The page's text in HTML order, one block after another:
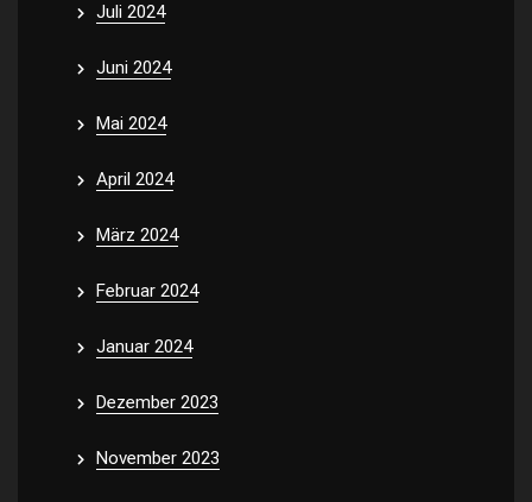
Juli 2024
Juni 2024
Mai 2024
April 2024
März 2024
Februar 2024
Januar 2024
Dezember 2023
November 2023